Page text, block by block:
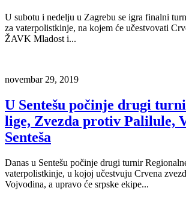
U subotu i nedelju u Zagrebu se igra finalni
za vaterpolistkinje, na kojem će učestvovati
ŽAVK Mladost i...
novembar 29, 2019
U Sentešu počinje drugi
lige, Zvezda protiv Palilule,
Senteša
Danas u Sentešu počinje drugi turnir
vaterpolistkinje, u kojoj učestvuju Crvena
Vojvodina, a upravo će srpske ekipe...